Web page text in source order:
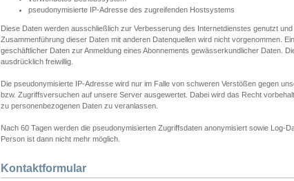
pseudonymisierte IP-Adresse des zugreifenden Hostsystems
Diese Daten werden ausschließlich zur Verbesserung des Internetdienstes genutzt
Zusammenführung dieser Daten mit anderen Datenquellen wird nicht vorgenommen.
geschäftlicher Daten zur Anmeldung eines Abonnements gewässerkundlicher Daten.
ausdrücklich freiwillig.
Die pseudonymisierte IP-Adresse wird nur im Falle von schweren Verstößen gegen
bzw. Zugriffsversuchen auf unsere Server ausgewertet. Dabei wird das Recht
zu personenbezogenen Daten zu veranlassen.
Nach 60 Tagen werden die pseudonymisierten Zugriffsdaten anonymisiert sowie Log-
Person ist dann nicht mehr möglich.
Kontaktformular